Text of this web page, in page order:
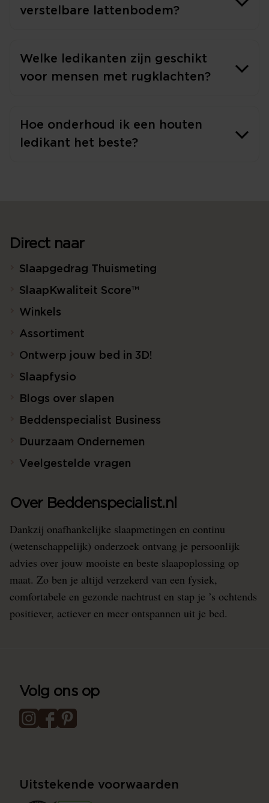
verstelbare lattenbodem?
Welke ledikanten zijn geschikt
voor mensen met rugklachten?
Hoe onderhoud ik een houten
ledikant het beste?
Direct naar
Slaapgedrag Thuismeting
SlaapKwaliteit Score™
Winkels
Assortiment
Ontwerp jouw bed in 3D!
Slaapfysio
Blogs over slapen
Beddenspecialist Business
Duurzaam Ondernemen
Veelgestelde vragen
Over Beddenspecialist.nl
Dankzij onafhankelijke slaapmetingen en continu
(wetenschappelijk) onderzoek ontvang je persoonlijk
advies over jouw mooiste en beste slaapoplossing op
maat. Zo ben je altijd verzekerd van een fysiek,
comfortabele en gezonde nachtrust en stap je ’s ochtends
positiever, actiever en meer ontspannen uit je bed.
Volg ons op
Uitstekende voorwaarden